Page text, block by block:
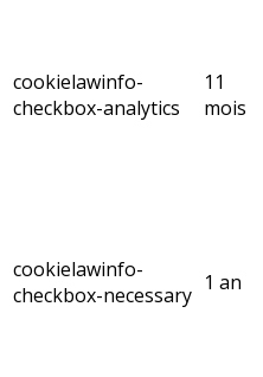
cookielawinfo-
checkbox-analytics
11
mois
cookielawinfo-
checkbox-necessary 1 an